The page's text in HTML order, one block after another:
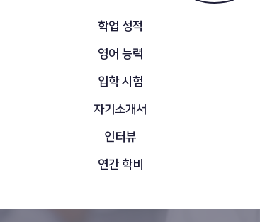
학업 성적
영어 능력
​입학 시험
자기소개서
인터뷰
연간 학비